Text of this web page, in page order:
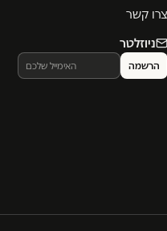
צרו קשר
ניוזלטר